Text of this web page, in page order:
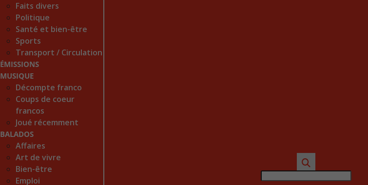
Faits divers
Politique
Santé et bien-être
Sports
Transport / Circulation
ÉMISSIONS
MUSIQUE
Décompte franco
Coups de coeur
francos
Joué récemment
BALADOS
Affaires
Art de vivre
Bien-être
Emploi